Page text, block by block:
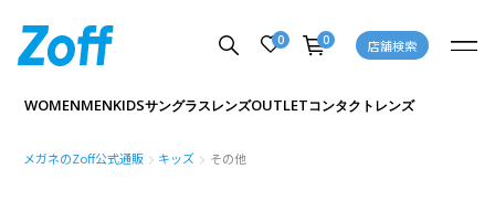
0 0 店舗検索
WOMENMENKIDSサングラスレンズOUTLETコンタクトレンズ
メガネのZoff公式通販 キッズ その他
シルバー系 クリア系 その他